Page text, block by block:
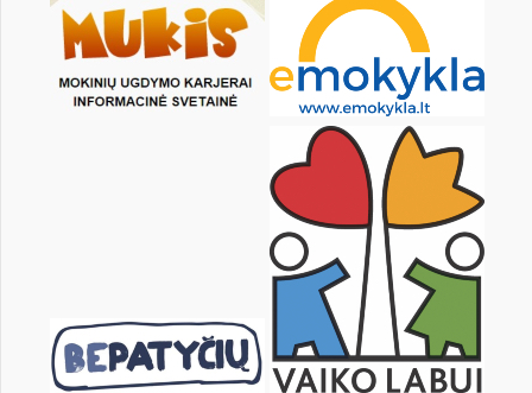
16 17 18 19 20
23 24 25 26 27